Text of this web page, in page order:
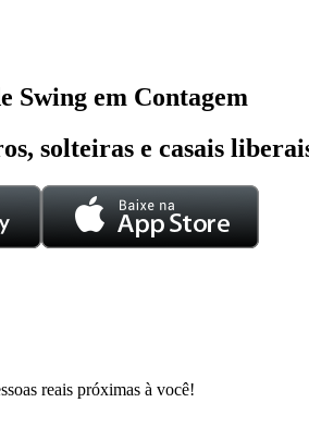
Swing em Contagem
solteiras e casais
reais próximas à você!